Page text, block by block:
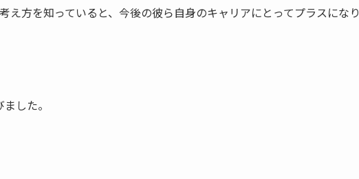
え方を知っていると、今後の彼ら自身のキャリアにとってプラスになり
した。